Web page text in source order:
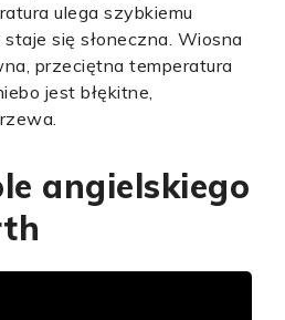
ulega szybkiemu
się słoneczna. Wiosna
przeciętna temperatura
jest błękitne,
angielskiego